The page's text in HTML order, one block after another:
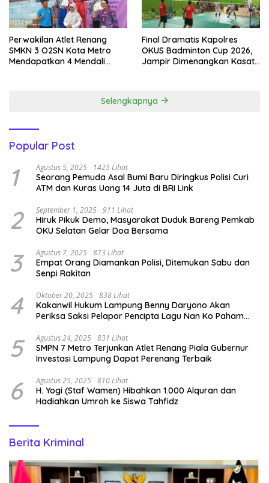
Perwakilan Atlet Renang
SMKN 3 O2SN Kota Metro
Mendapatkan 4 Mendali
Final Dramatis Kapolres
OKUS Badminton Cup 2026,
Jampir Dimenangkan Kasat
Selengkapnya
Popular Post
1 Agustus 5, 2025 1425 Lihat
Seorang Pemuda Asal Bumi Baru Diringkus Polisi Curi
ATM dan Kuras Uang 14 Juta di BRI Link
2 September 1, 2025 911 Lihat
Hiruk Pikuk Demo, Masyarakat Duduk Bareng Pemkab
OKU Selatan Gelar Doa Bersama
3 Agustus 7, 2025 873 Lihat
Empat Orang Diamankan Polisi, Ditemukan Sabu dan
Senpi Rakitan
4 Oktober 20, 2025 838 Lihat
Kakanwil Hukum Lampung Benny Daryono Akan
Periksa Saksi Pelapor Pencipta Lagu Nan Ko Paham
5 Agustus 24, 2025 831 Lihat
SMPN 7 Metro Terjunkan Atlet Renang Piala Gubernur
Investasi Lampung Dapat Perenang Terbaik
6 Agustus 25, 2025 810 Lihat
H. Yogi (Staf Wamen) Hibahkan 1.000 Alquran dan
Hadiahkan Umroh ke Siswa Tahfidz
Berita Kriminal